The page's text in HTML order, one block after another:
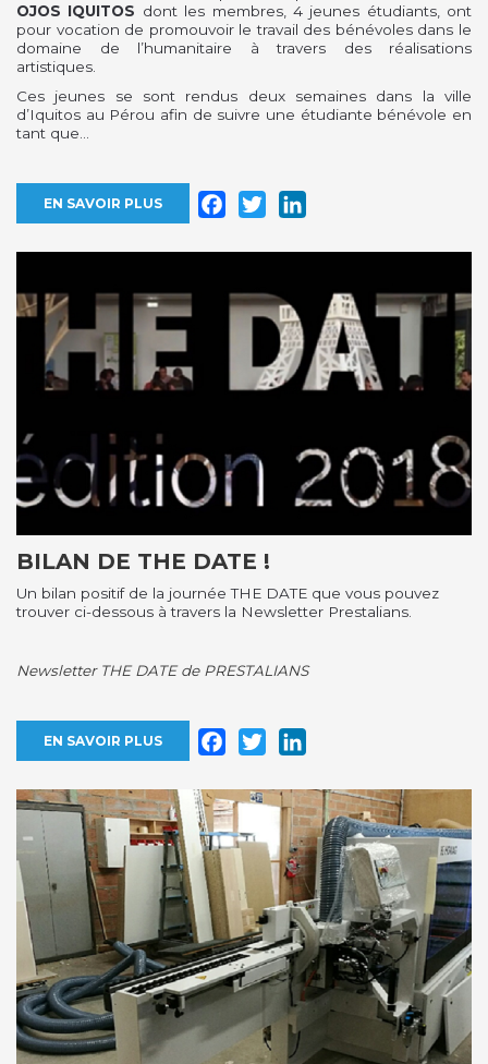
OJOS IQUITOS dont les membres, 4 jeunes étudiants, ont
pour vocation de promouvoir le travail des bénévoles dans le
domaine de l’humanitaire à travers des réalisations
artistiques.
Ces jeunes se sont rendus deux semaines dans la ville
d’Iquitos au Pérou afin de suivre une étudiante bénévole en
tant que...
EN SAVOIR PLUS Facebook
Twitter
BILAN DE THE DATE !
Un bilan positif de la journée THE DATE que vous pouvez
trouver ci-dessous à travers la Newsletter Prestalians.
Newsletter THE DATE de PRESTALIANS
EN SAVOIR PLUS Facebook
Twitter